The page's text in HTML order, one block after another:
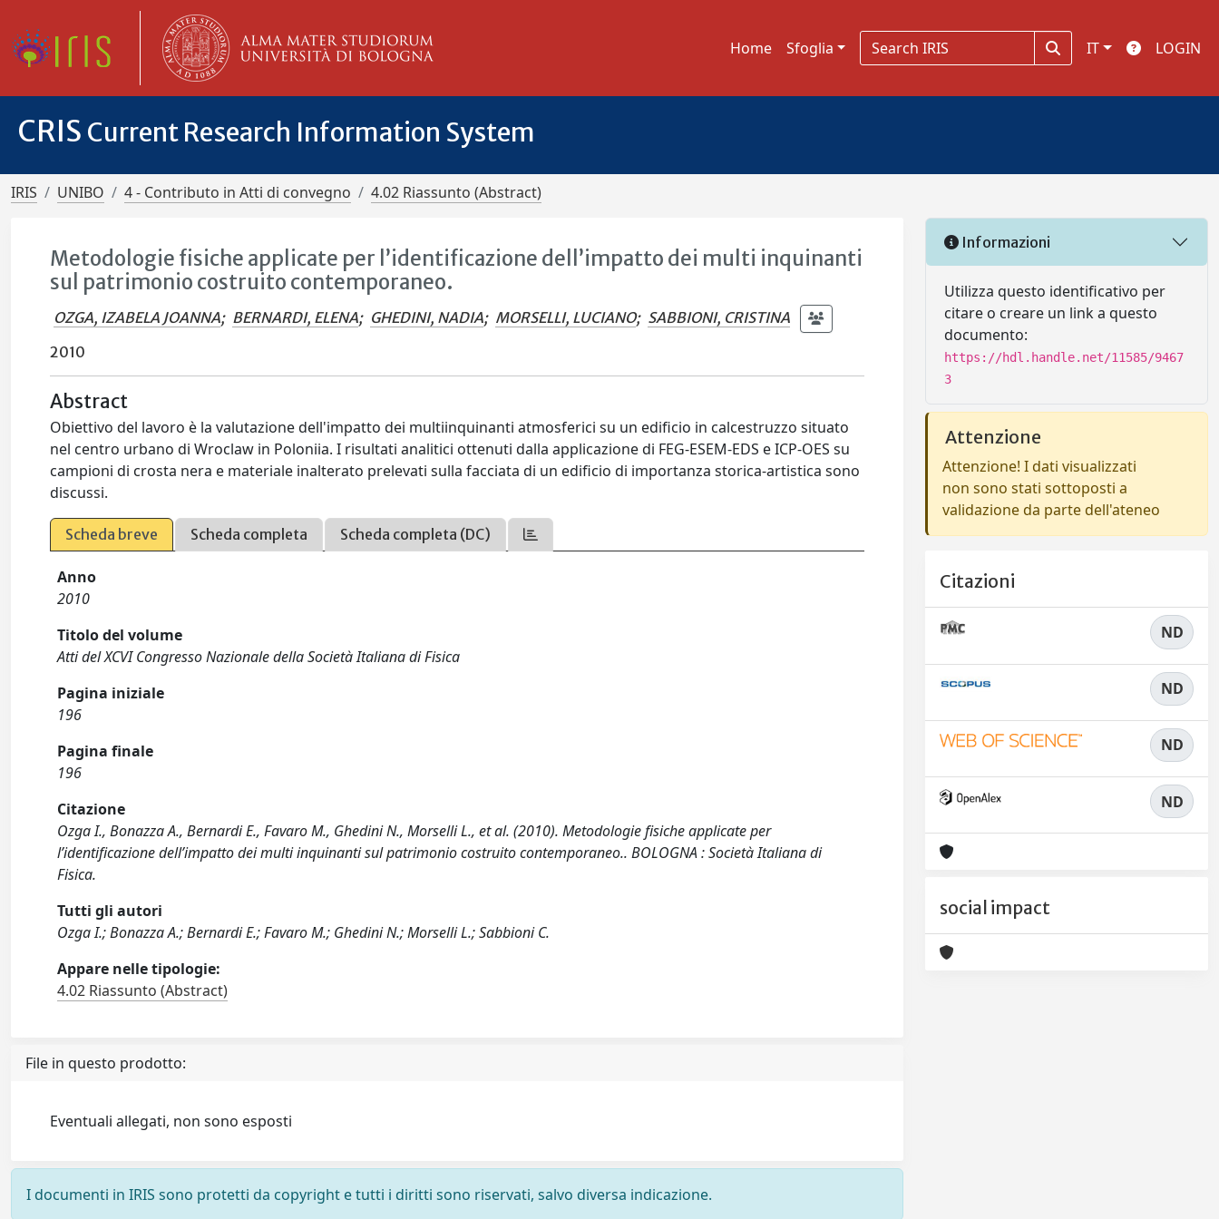
Home Sfoglia IT LOGIN
CRIS Current Research Information System
IRIS UNIBO 4 - Contributo in Atti di convegno 4.02 Riassunto (Abstract)
Metodologie fisiche applicate per l’identificazione dell’impatto dei multi inquinanti
sul patrimonio costruito contemporaneo.
OZGA, IZABELA JOANNA; BERNARDI, ELENA; GHEDINI, NADIA; MORSELLI, LUCIANO; SABBIONI, CRISTINA
2010
Abstract
Obiettivo del lavoro è la valutazione dell'impatto dei multiinquinanti atmosferici su un edificio in calcestruzzo situato
nel centro urbano di Wroclaw in Poloniia. I risultati analitici ottenuti dalla applicazione di FEG-ESEM-EDS e ICP-OES su
campioni di crosta nera e materiale inalterato prelevati sulla facciata di un edificio di importanza storica-artistica sono
discussi.
Scheda breve Scheda completa Scheda completa (DC)
Anno
2010
Titolo del volume
Atti del XCVI Congresso Nazionale della Società Italiana di Fisica
Pagina iniziale
196
Pagina finale
196
Citazione
Ozga I., Bonazza A., Bernardi E., Favaro M., Ghedini N., Morselli L., et al. (2010). Metodologie fisiche applicate per
l’identificazione dell’impatto dei multi inquinanti sul patrimonio costruito contemporaneo.. BOLOGNA : Società Italiana di
Fisica.
Tutti gli autori
Ozga I.; Bonazza A.; Bernardi E.; Favaro M.; Ghedini N.; Morselli L.; Sabbioni C.
Appare nelle tipologie:
4.02 Riassunto (Abstract)
File in questo prodotto:
Eventuali allegati, non sono esposti
I documenti in IRIS sono protetti da copyright e tutti i diritti sono riservati, salvo diversa indicazione.
Informazioni
Utilizza questo identificativo per
citare o creare un link a questo
documento:
https://hdl.handle.net/11585/9467
3
Attenzione
Attenzione! I dati visualizzati
non sono stati sottoposti a
validazione da parte dell'ateneo
Citazioni
ND
ND
ND
ND
social impact